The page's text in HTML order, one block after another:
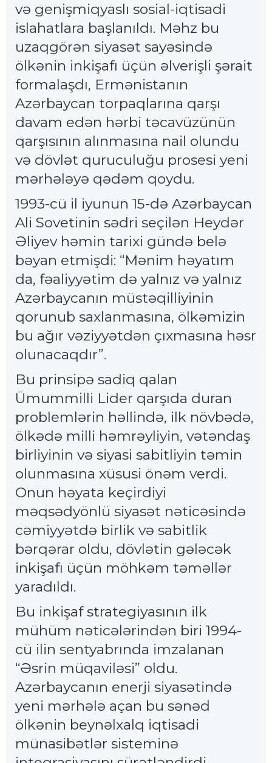
və genişmiqyaslı sosial-iqtisadi
islahatlara başlanıldı. Məhz bu
uzaqgörən siyasət sayəsində
ölkənin inkişafı üçün əlverişli şərait
formalaşdı, Ermənistanın
Azərbaycan torpaqlarına qarşı
davam edən hərbi təcavüzünün
qarşısının alınmasına nail olundu
və dövlət quruculuğu prosesi yeni
mərhələyə qədəm qoydu.
1993-cü il iyunun 15-də Azərbaycan
Ali Sovetinin sədri seçilən Heydər
Əliyev həmin tarixi gündə belə
bəyan etmişdi: “Mənim həyatım
da, fəaliyyətim də yalnız və yalnız
Azərbaycanın müstəqilliyinin
qorunub saxlanmasına, ölkəmizin
bu ağır vəziyyətdən çıxmasına həsr
olunacaqdır”.
Bu prinsipə sadiq qalan
Ümummilli Lider qarşıda duran
problemlərin həllində, ilk növbədə,
ölkədə milli həmrəyliyin, vətəndaş
birliyinin və siyasi sabitliyin təmin
olunmasına xüsusi önəm verdi.
Onun həyata keçirdiyi
məqsədyönlü siyasət nəticəsində
cəmiyyətdə birlik və sabitlik
bərqərar oldu, dövlətin gələcək
inkişafı üçün möhkəm təməllər
yaradıldı.
Bu inkişaf strategiyasının ilk
mühüm nəticələrindən biri 1994-
cü ilin sentyabrında imzalanan
“Əsrin müqaviləsi” oldu.
Azərbaycanın enerji siyasətində
yeni mərhələ açan bu sənəd
ölkənin beynəlxalq iqtisadi
münasibətlər sisteminə